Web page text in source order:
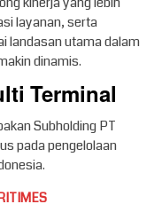
layanan, serta
landasan utama dalam
dinamis.
Terminal
Subholding PT
pada pengelolaan